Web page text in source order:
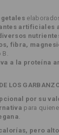
artificiales
fibra,
B.
a la proteína
LOS
por su
para
.
pero